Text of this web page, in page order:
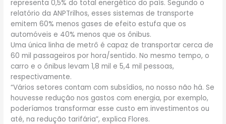
representa 0,5% do total energético do país. Segundo o
relatório da ANPTrilhos, esses sistemas de transporte
emitem 60% menos gases de efeito estufa que os
automóveis e 40% menos que os ônibus.
Uma única linha de metrô é capaz de transportar cerca de
60 mil passageiros por hora/sentido. No mesmo tempo, o
carro e o ônibus levam 1,8 mil e 5,4 mil pessoas,
respectivamente.
“Vários setores contam com subsídios, no nosso não há. Se
houvesse redução nos gastos com energia, por exemplo,
poderíamos transformar esse custo em investimentos ou
até, na redução tarifária”, explica Flores.